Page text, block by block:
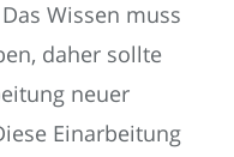
Wissen muss
daher sollte
neuer
Einarbeitung